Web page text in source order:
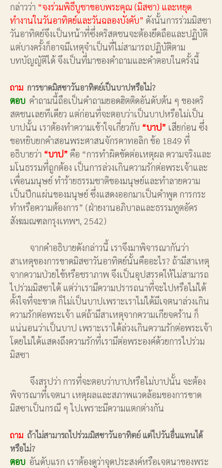
กล่าวว่า “จงร่วมพิธีบูชาขอบพระคุณ (มิสซา) และหยุด
ทำงานในวันอาทิตย์และวันฉลองบังคับ” ดังนั้นการร่วมมิสซา
วันอาทิตย์จึงเป็นหน้าที่ซึ่งคริสตชนจะต้องยึดถือและปฏิบัติ
แต่บางครั้งก็อาจมีเหตุจำเป็นที่ไม่สามารถปฏิบัติตาม
บทบัญญัติได้ จึงเป็นที่มาของคำถามและคำตอบในครั้งนี้
ถาม การขาดมิสซาวันอาทิตย์เป็นบาปหรือไม่?
ตอบ คำถามนี้ถือเป็นคำถามยอดฮิตติดอันดับต้น ๆ ของคริ
สตชนเลยทีเดียว แต่ก่อนที่จะตอบว่าเป็นบาปหรือไม่เป็น
บาปนั้น เราต้องทำความเข้าใจเกี่ยวกับ “บาป” เสียก่อน ซึ่ง
ขอหยิบยกคำสอนพระศาสนจักรคาทอลิก ข้อ 1849 ที่
อธิบายว่า “บาป” คือ “การทำผิดขัดต่อเหตุผล ความจริงและ
มโนธรรมที่ถูกต้อง เป็นการล่วงเกินความรักต่อพระเจ้าและ
เพื่อนมนุษย์ ทำร้ายธรรมชาติของมนุษย์และทำลายความ
เป็นปึกแผ่นของมนุษย์ ซึ่งแสดงออกมาเป็นคำพูด การกระ
ทำหรือความต้องการ” (ฝ่ายงานอภิบาลและธรรมทูตอัคร
สังฆมณฑลกรุงเทพฯ, 2542)
จากคำอธิบายดังกล่าวนี้ เราจึงมาพิจารณากันว่า
สาเหตุของการขาดมิสซาวันอาทิตย์นั้นคืออะไร? ถ้ามีสาเหตุ
จากความป่วยไข้หรือชราภาพ จึงเป็นอุปสรรคให้ไม่สามารถ
ไปร่วมมิสซาได้ แต่ว่าเรามีความปรารถนาที่จะไปหรือไม่ได้
ตั้งใจที่จะขาด ก็ไม่เป็นบาปเพราะเราไม่ได้มีเจตนาล่วงเกิน
ความรักต่อพระเจ้า แต่ถ้ามีสาเหตุจากความเกียจคร้าน ก็
แน่นอนว่าเป็นบาป เพราะเราได้ล่วงเกินความรักต่อพระเจ้า
โดยไม่ได้แสดงถึงความรักที่เรามีต่อพระองค์ด้วยการไปร่วม
มิสซา
จึงสรุปว่า การที่จะตอบว่าบาปหรือไม่บาปนั้น จะต้อง
พิจารณาที่เจตนา เหตุผลและสภาพแวดล้อมของการขาด
มิสซาเป็นกรณี ๆ ไปเพราะมีความแตกต่างกัน
ถาม ถ้าไม่สามารถไปร่วมมิสซาวันอาทิตย์ แต่ไปวันอื่นแทนได้
หรือไม่?
ตอบ อันดับแรก เราต้องดูว่าจุดประสงค์หรือเจตนาของพระ